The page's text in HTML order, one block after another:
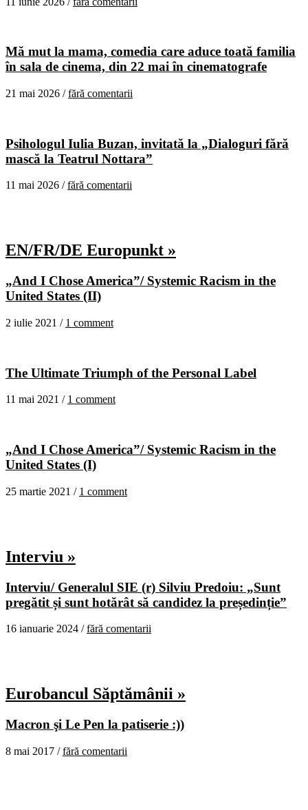
Mă mut la mama, comedia care aduce toată familia
în sala de cinema, din 22 mai în cinematografe
21 mai 2026 /fără comentarii
Psihologul Iulia Buzan, invitată la „Dialoguri fără
mască la Teatrul Nottara”
11 mai 2026 /fără comentarii
EN/FR/DE Europunkt »
„And I Chose America”/ Systemic Racism in the
United States (II)
2 iulie 2021 / 1 comment
The Ultimate Triumph of the Personal Label
11 mai 2021 / 1 comment
„And I Chose America”/ Systemic Racism in the
United States (I)
25 martie 2021 / 1 comment
Interviu »
Interviu/ Generalul SIE (r) Silviu Predoiu: „Sunt
pregătit și sunt hotărât să candidez la președinție”
16 ianuarie 2024 /fără comentarii
Eurobancul Săptămânii »
Macron şi Le Pen la patiserie :))
8 mai 2017 /fără comentarii